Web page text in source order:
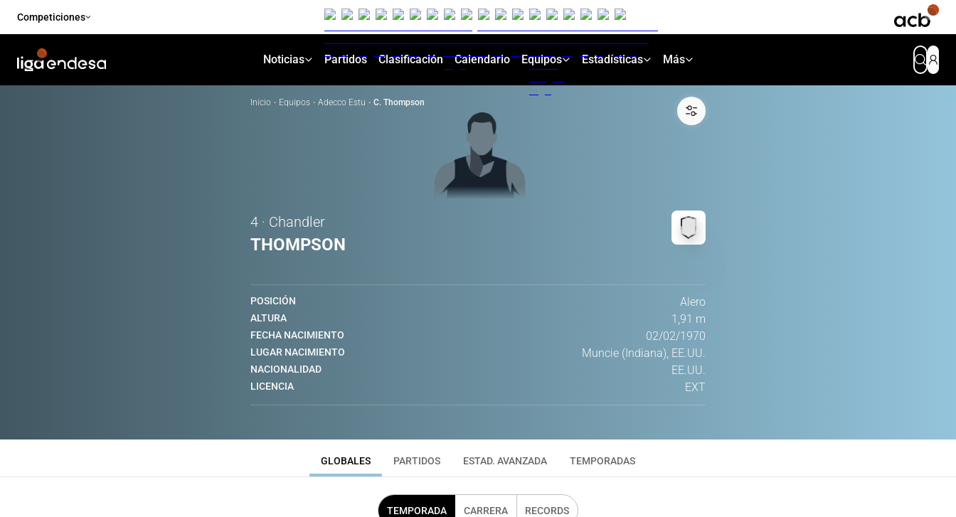
Competiciones
Noticias Partidos Clasificación Calendario Equipos Estadísticas Más
Inicio · Equipos · Adecco Estu · C. Thompson
4 · Chandler
THOMPSON
POSICIÓN Alero
ALTURA 1,91 m
FECHA NACIMIENTO 02/02/1970
LUGAR NACIMIENTO Muncie (Indiana), EE.UU.
NACIONALIDAD EE.UU.
LICENCIA EXT
GLOBALES PARTIDOS ESTAD. AVANZADA TEMPORADAS
TEMPORADA CARRERA RECORDS